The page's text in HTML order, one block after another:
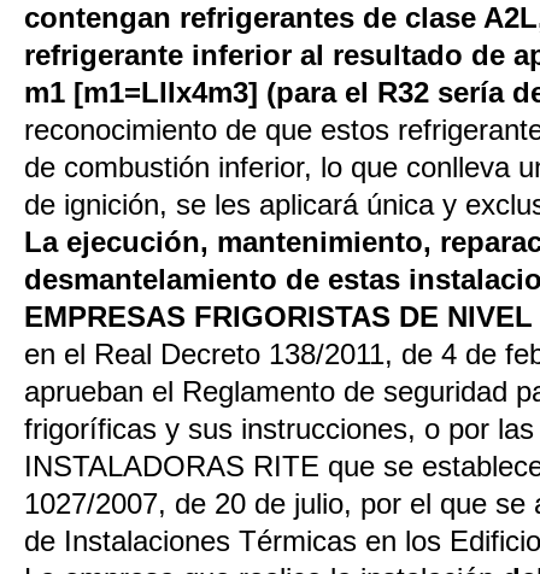
contengan refrigerantes de clase
refrigerante inferior al resultado de
m1 [m1=LIIx4m3] (para el R32 sería
reconocimiento de que estos
de combustión inferior, lo que conlleva
de ignición, se les aplicará única y
La ejecución, mantenimiento,
desmantelamiento de estas
EMPRESAS FRIGORISTAS DE NIVEL
en el Real Decreto 138/2011, de 4 de
aprueban el Reglamento de seguridad
frigoríficas y sus instrucciones, o por
INSTALADORAS RITE que se
1027/2007, de 20 de julio, por el que se
de Instalaciones Térmicas en los